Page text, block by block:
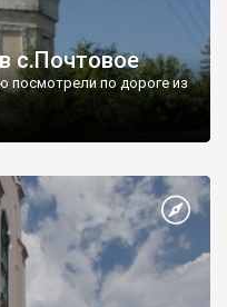
с.Почтовое
по дороге из